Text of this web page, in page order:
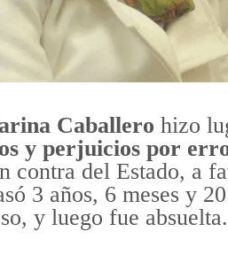
Caballero hizo
y perjuicios por
contra del Estado, a
3 años, 6 meses y
y luego fue absuelta.